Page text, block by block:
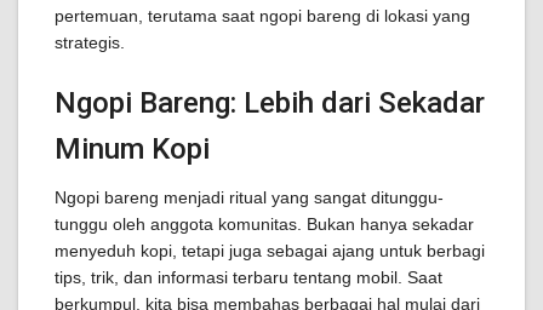
pertemuan, terutama saat ngopi bareng di lokasi yang
strategis.
Ngopi Bareng: Lebih dari Sekadar
Minum Kopi
Ngopi bareng menjadi ritual yang sangat ditunggu-
tunggu oleh anggota komunitas. Bukan hanya sekadar
menyeduh kopi, tetapi juga sebagai ajang untuk berbagi
tips, trik, dan informasi terbaru tentang mobil. Saat
berkumpul, kita bisa membahas berbagai hal mulai dari